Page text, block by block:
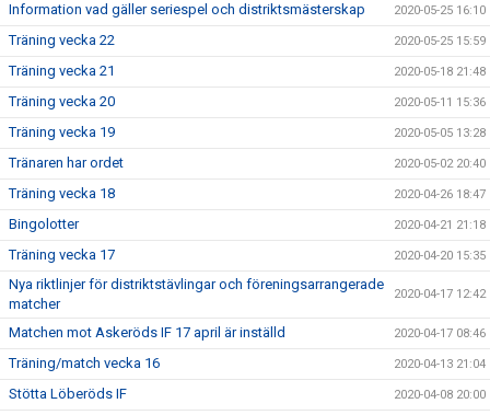
Information vad gäller seriespel och distriktsmästerskap 2020-05-25 16:10
Träning vecka 22 2020-05-25 15:59
Träning vecka 21 2020-05-18 21:48
Träning vecka 20 2020-05-11 15:36
Träning vecka 19 2020-05-05 13:28
Tränaren har ordet 2020-05-02 20:40
Träning vecka 18 2020-04-26 18:47
Bingolotter 2020-04-21 21:18
Träning vecka 17 2020-04-20 15:35
Nya riktlinjer för distriktstävlingar och föreningsarrangerade
matcher
2020-04-17 12:42
Matchen mot Askeröds IF 17 april är inställd 2020-04-17 08:46
Träning/match vecka 16 2020-04-13 21:04
Stötta Löberöds IF 2020-04-08 20:00